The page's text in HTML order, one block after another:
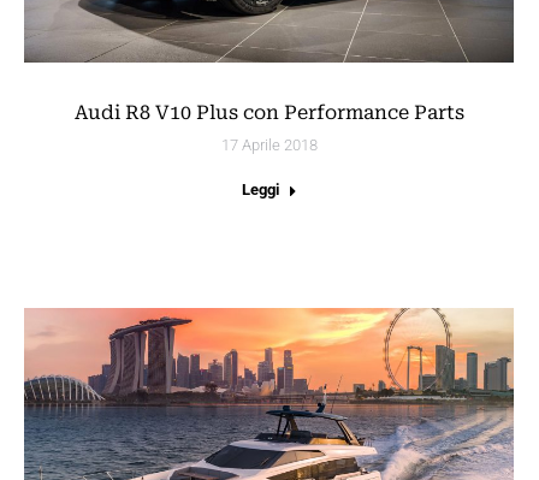
Audi R8 V10 Plus con Performance Parts
17 Aprile 2018
Leggi